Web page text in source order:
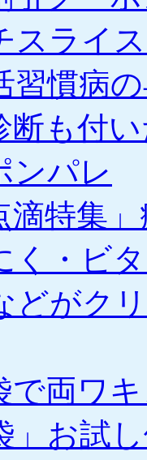
スライ
習慣病
断も付
ンパレ
滴特集
く・ビ
どがク
で両ワ
」お試